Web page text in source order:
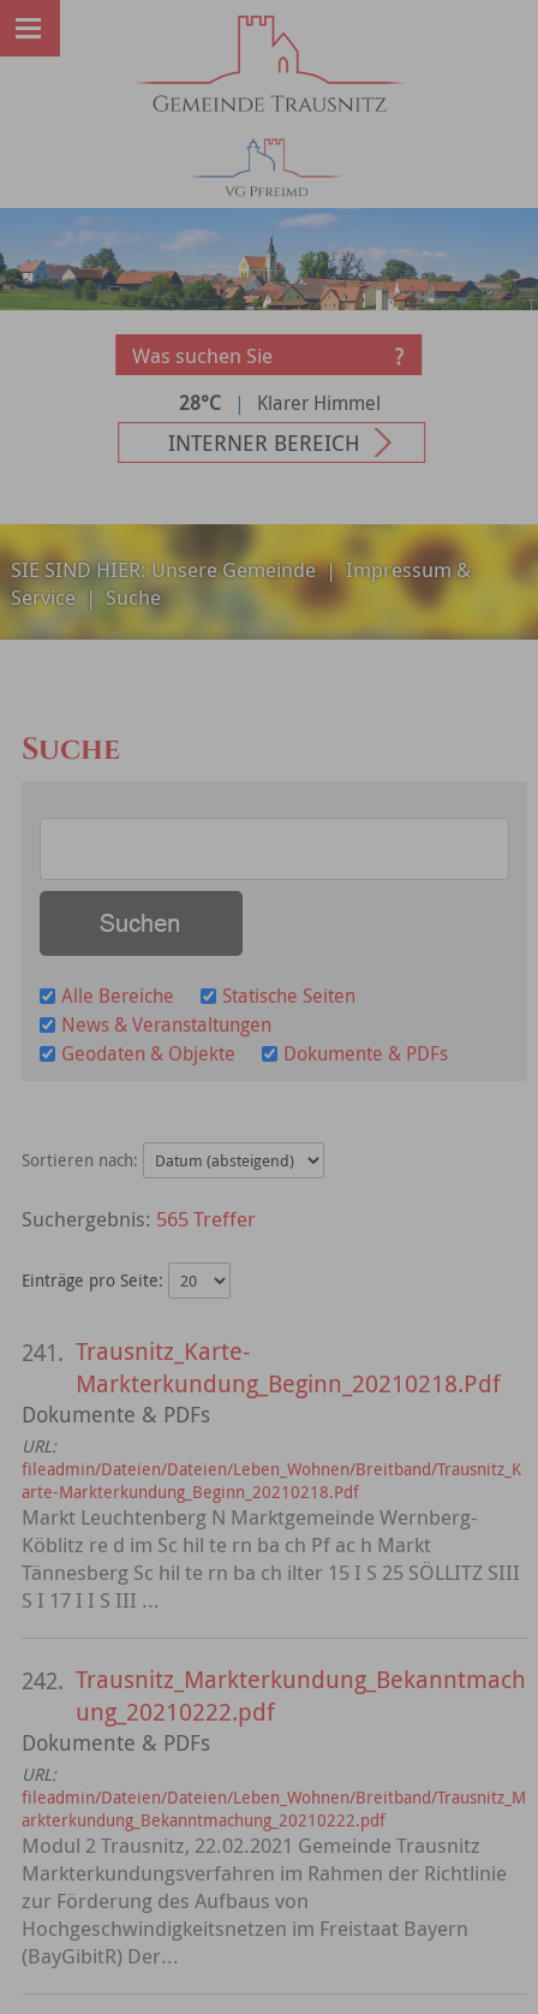
28°C | Klarer Himmel
INTERNER BEREICH
SIE SIND HIER:Unsere Gemeinde|Impressum &
Service | Suche
Suche
Alle Bereiche
Statische Seiten
News & Veranstaltungen
Geodaten & Objekte
Dokumente & PDFs
Sortieren nach:
565 Treffer
Einträge pro Seite:
241. Trausnitz_Karte-
Markterkundung_Beginn_20210218.Pdf
Dokumente & PDFs
URL:
fileadmin/Dateien/Dateien/Leben_Wohnen/Breitband/Trausnitz_K
arte-Markterkundung_Beginn_20210218.Pdf
Markt Leuchtenberg N Marktgemeinde Wernberg-
Köblitz re d im Sc hil te rn ba ch Pf ac h Markt
Tännesberg Sc hil te rn ba ch ilter 15 I S 25 SÖLLITZ SIII
S I 17 I I S III ...
242. Trausnitz_Markterkundung_Bekanntmach
ung_20210222.pdf
Dokumente & PDFs
URL:
fileadmin/Dateien/Dateien/Leben_Wohnen/Breitband/Trausnitz_M
arkterkundung_Bekanntmachung_20210222.pdf
Modul 2 Trausnitz, 22.02.2021 Gemeinde Trausnitz
Markterkundungsverfahren im Rahmen der Richtlinie
zur Förderung des Aufbaus von
Hochgeschwindigkeitsnetzen im Freistaat Bayern
(BayGibitR) Der...